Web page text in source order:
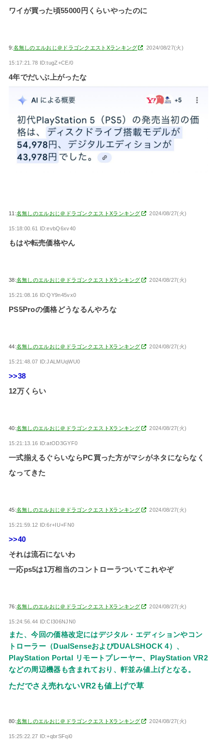
ワイが買った頃55000円くらいやったのに
9:名無しのエルおじ＠ドラゴンクエストXランキング 2024/08/27(火)
15:17:21.78 ID:tugZ+CE/0
4年でだいぶ上がったな
11:名無しのエルおじ＠ドラゴンクエストXランキング 2024/08/27(火)
15:18:00.61 ID:evbQ6xv40
もはや転売価格やん
38:名無しのエルおじ＠ドラゴンクエストXランキング 2024/08/27(火)
15:21:08.16 ID:QY9n45vx0
PS5Proの価格どうなるんやろな
44:名無しのエルおじ＠ドラゴンクエストXランキング 2024/08/27(火)
15:21:48.07 ID:JALMUqWU0
>>38
12万くらい
40:名無しのエルおじ＠ドラゴンクエストXランキング 2024/08/27(火)
15:21:13.16 ID:atOD3GYF0
一式揃えるぐらいならPC買った方がマシがネタにならなく
なってきた
45:名無しのエルおじ＠ドラゴンクエストXランキング 2024/08/27(火)
15:21:59.12 ID:6r+IU+FN0
>>40
それは流石にないわ
一応ps5は1万相当のコントローラついてこれやぞ
76:名無しのエルおじ＠ドラゴンクエストXランキング 2024/08/27(火)
15:24:56.44 ID:CI306NJN0
また、今回の価格改定にはデジタル・エディションやコン
トローラー（DualSenseおよびDUALSHOCK 4）、
PlayStation Portal リモートプレーヤー、PlayStation VR2
などの周辺機器も含まれており、軒並み値上げとなる。
ただでさえ売れないVR2も値上げで草
80:名無しのエルおじ＠ドラゴンクエストXランキング 2024/08/27(火)
15:25:22.27 ID:+qbrSFqi0